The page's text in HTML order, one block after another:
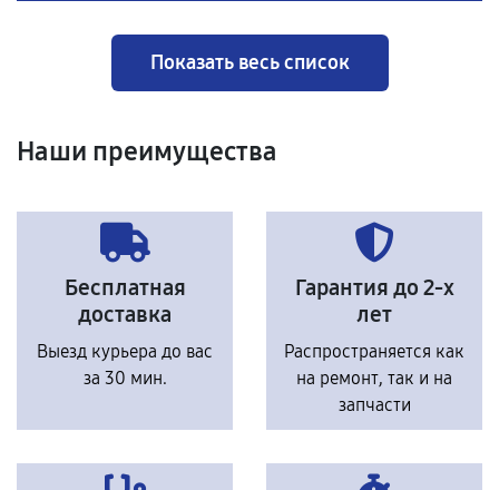
Показать весь список
Наши преимущества
Бесплатная
доставка
Выезд курьера до вас
за 30 мин.
Гарантия до 2-х
лет
Распространяется как
на ремонт, так и на
запчасти